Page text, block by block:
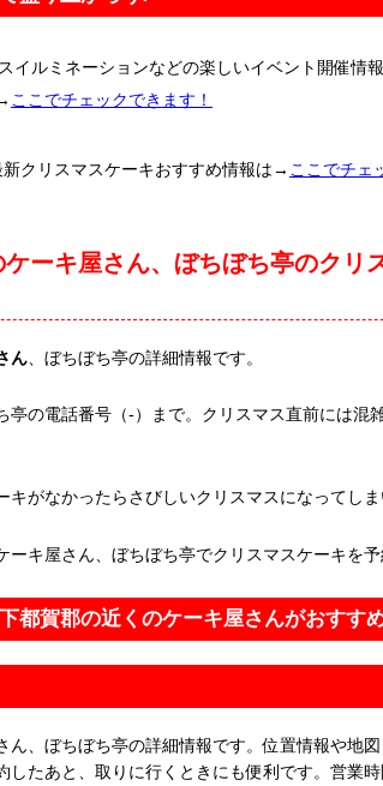
イルミネーションなどの楽しいイベント開催情
ここでチェックできます！
新クリスマスケーキおすすめ情報は→ ここでチェ
ーキ屋さん、ぼちぼち亭のクリ
ん 、ぼちぼち亭の詳細情報です。
亭の電話番号（-）まで。クリスマス直前には混
キがなかったらさびしいクリスマスになってしま
キ屋さん、ぼちぼち亭でクリスマスケーキを予
都賀郡の近くのケーキ屋さんがおすすめ
ん、ぼちぼち亭の詳細情報です。位置情報や地
したあと、取りに行くときにも便利です。営業